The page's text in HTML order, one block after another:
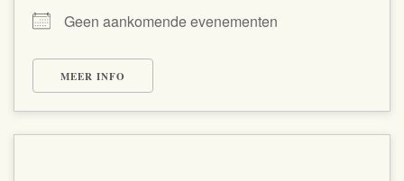
Geen aankomende evenementen
MEER INFO